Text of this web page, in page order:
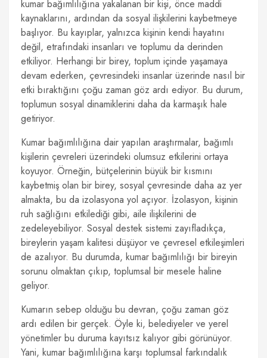
kumar bağımlılığına yakalanan bir kişi, önce maddi
kaynaklarını, ardından da sosyal ilişkilerini kaybetmeye
başlıyor. Bu kayıplar, yalnızca kişinin kendi hayatını
değil, etrafındaki insanları ve toplumu da derinden
etkiliyor. Herhangi bir birey, toplum içinde yaşamaya
devam ederken, çevresindeki insanlar üzerinde nasıl bir
etki bıraktığını çoğu zaman göz ardı ediyor. Bu durum,
toplumun sosyal dinamiklerini daha da karmaşık hale
getiriyor.
Kumar bağımlılığına dair yapılan araştırmalar, bağımlı
kişilerin çevreleri üzerindeki olumsuz etkilerini ortaya
koyuyor. Örneğin, bütçelerinin büyük bir kısmını
kaybetmiş olan bir birey, sosyal çevresinde daha az yer
almakta, bu da izolasyona yol açıyor. İzolasyon, kişinin
ruh sağlığını etkilediği gibi, aile ilişkilerini de
zedeleyebiliyor. Sosyal destek sistemi zayıfladıkça,
bireylerin yaşam kalitesi düşüyor ve çevresel etkileşimleri
de azalıyor. Bu durumda, kumar bağımlılığı bir bireyin
sorunu olmaktan çıkıp, toplumsal bir mesele haline
geliyor.
Kumarın sebep olduğu bu devran, çoğu zaman göz
ardı edilen bir gerçek. Öyle ki, belediyeler ve yerel
yönetimler bu duruma kayıtsız kalıyor gibi görünüyor.
Yani, kumar bağımlılığına karşı toplumsal farkındalık